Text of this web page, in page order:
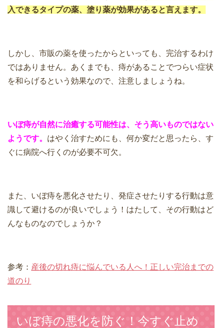
入できるタイプの薬、塗り薬が効果があると言えます。
しかし、市販の薬を使ったからといっても、完治するわけ
ではありません。あくまでも、痔があることでつらい症状
を和らげるという効果なので、注意しましょうね。
いぼ痔が自然に治癒する可能性は、そう高いものではない
ようです。 はやく治すためにも、何か変だと思ったら、す
ぐに病院へ行くのが必要不可欠。
また、いぼ痔を悪化させたり、発症させたりする行動は意
識して避けるのが良いでしょう！はたして、その行動はど
んなものなのでしょうか？
参考： 産後の切れ痔に悩んでいる人へ！正しい完治までの
道のり
いぼ痔の悪化を防ぐ！今すぐ止め